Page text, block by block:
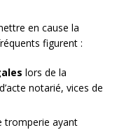
en cause la
figurent :
lors de la
notarié, vices de
tromperie ayant